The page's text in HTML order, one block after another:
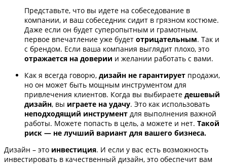
Представьте, что вы идете на собеседование в
компании, и ваш собеседник сидит в грязном костюме.
Даже если он будет суперопытным и грамотным,
первое впечатление уже будет отрицательным. Так и
с брендом. Если ваша компания выглядит плохо, это
отражается на доверии и желании работать с вами.
Как я всегда говорю, дизайн не гарантирует продажи,
но он может быть мощным инструментом для
привлечения клиентов. Когда вы выбираете дешевый
дизайн, вы играете на удачу. Это как использовать
неподходящий инструмент для выполнения важной
работы. Можете попасть в цель, а можете и нет. Такой
риск — не лучший вариант для вашего бизнеса.
Дизайн – это инвестиция. И если у вас есть возможность
инвестировать в качественный дизайн, это обеспечит вам